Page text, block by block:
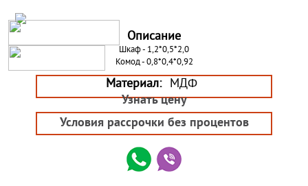
Описание
Шкаф - 1,2*0,5*2,0
Комод - 0,8*0,4*0,92
Материал: МДФ
Узнать цену
Условия рассрочки без процентов